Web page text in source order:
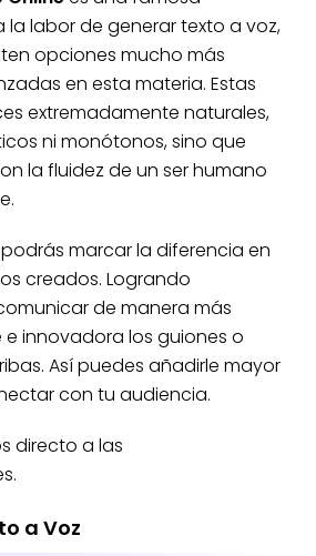
la labor de generar texto a voz,
opciones mucho más
en esta materia. Estas
extremadamente naturales,
ni monótonos, sino que
la fluidez de un ser humano
marcar la diferencia en
creados. Logrando
de manera más
innovadora los guiones o
Así puedes añadirle mayor
con tu audiencia.
directo a las
a Voz